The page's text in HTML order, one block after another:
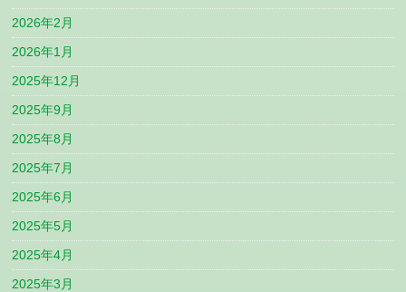
2026年2月
2026年1月
2025年12月
2025年9月
2025年8月
2025年7月
2025年6月
2025年5月
2025年4月
2025年3月